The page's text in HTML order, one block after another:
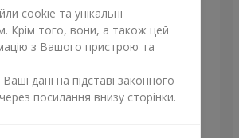
cookie та унікальні
Крім того, вони, а також цей
з Вашого пристрою та
дані на підставі законного
посилання внизу сторінки.